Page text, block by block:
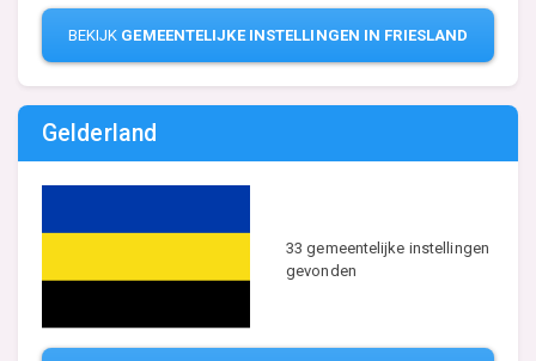
BEKIJK GEMEENTELIJKE INSTELLINGEN IN FRIESLAND
Gelderland
33 gemeentelijke instellingen
gevonden